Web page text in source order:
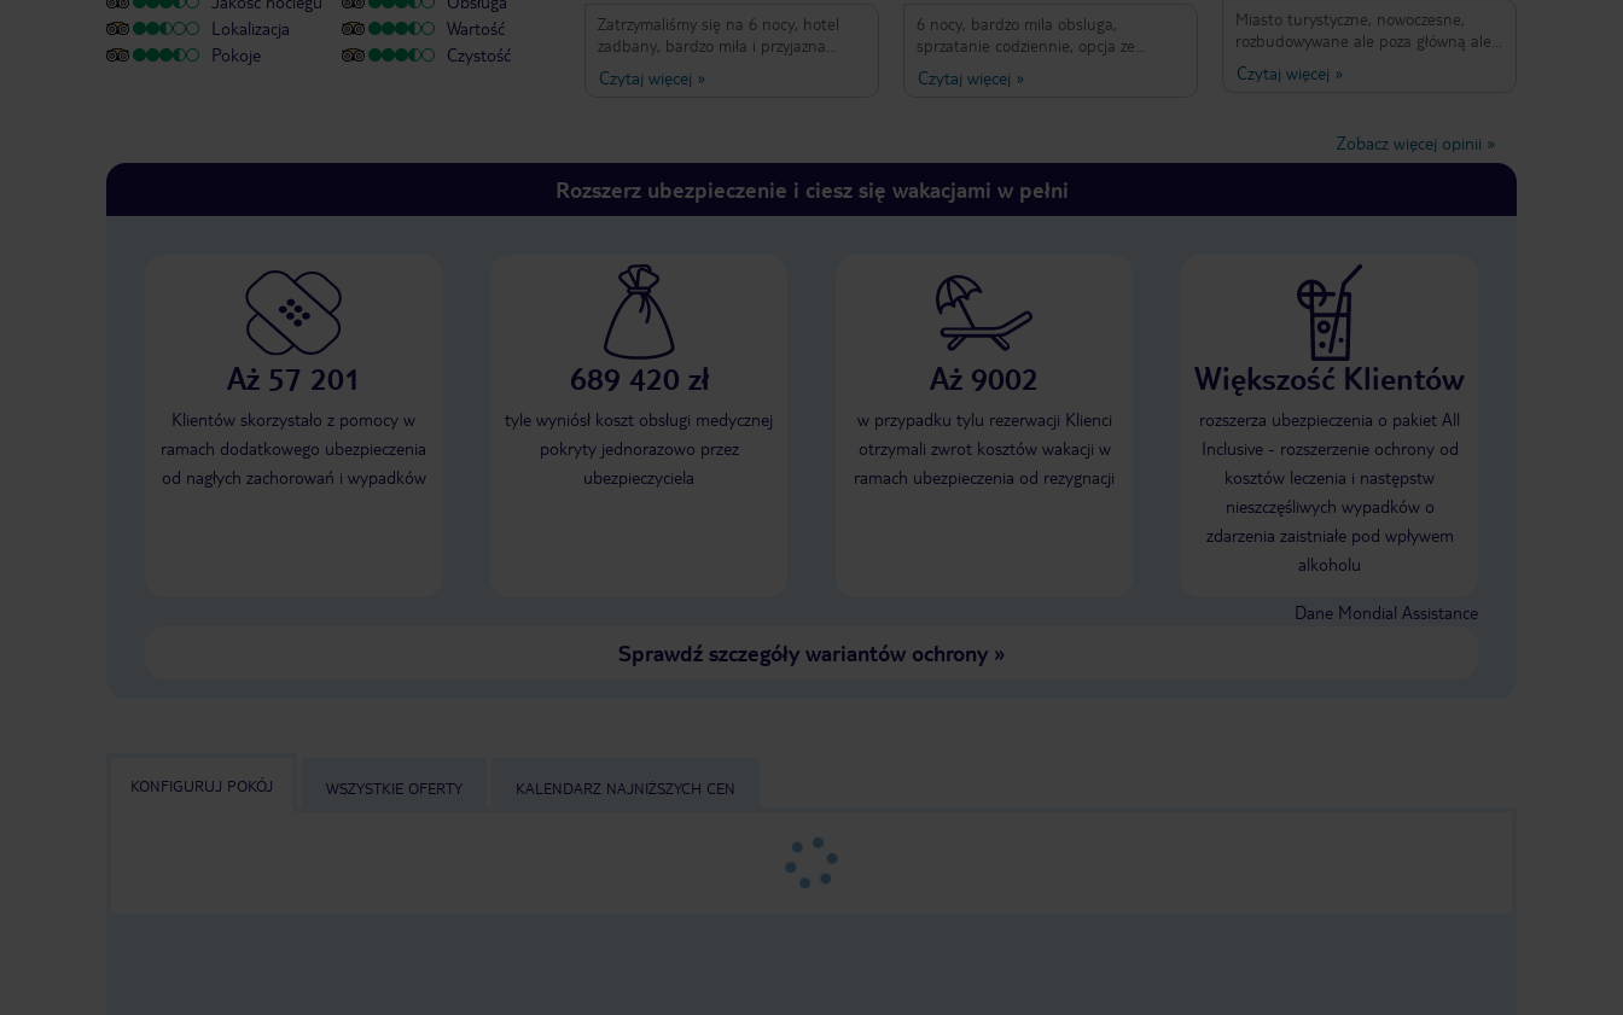
Lokalizacja
Pokoje
Wartość
Czystość
Zatrzymaliśmy się na 6 nocy, hotel
zadbany, bardzo miła i przyjazna
obsługa, pokój czysty, codziennie
sprzątany oraz wymieniane ręczniki
Czytaj więcej »
6 nocy, bardzo mila obsluga,
sprzatanie codziennie, opcja ze
sniadaniami- sniadania dobre (nie
chodzilem glodny). Tanio miło i
Czytaj więcej »
Miasto turystyczne, nowoczesne,
rozbudowywane ale poza główną aleją
niezbyt ładne. Hotel pięknie
ozdobiony, szczególnie w lobby. Pokoje
Czytaj więcej »
Zobacz więcej opinii »
Rozszerz ubezpieczenie i ciesz się wakacjami w pełni
Aż 57 201
Klientów skorzystało z pomocy w
ramach dodatkowego ubezpieczenia
od nagłych zachorowań i wypadków
689 420 zł
tyle wyniósł koszt obsługi medycznej
pokryty jednorazowo przez
ubezpieczyciela
Aż 9002
w przypadku tylu rezerwacji Klienci
otrzymali zwrot kosztów wakacji w
ramach ubezpieczenia od rezygnacji
Większość Klientów
rozszerza ubezpieczenia o pakiet All
Inclusive - rozszerzenie ochrony od
kosztów leczenia i następstw
nieszczęśliwych wypadków o
zdarzenia zaistniałe pod wpływem
alkoholu
Dane Mondial Assistance
Sprawdź szczegóły wariantów ochrony»
KONFIGURUJ POKÓJ WSZYSTKIE OFERTY KALENDARZ NAJNIŻSZYCH CEN